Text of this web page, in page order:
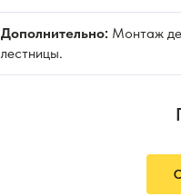
Дополнительно: Монтаж
лестницы.